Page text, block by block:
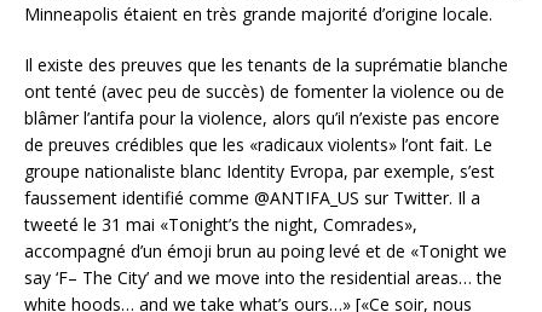
Minneapolis étaient en très grande majorité d’origine locale.
Il existe des preuves que les tenants de la suprématie blanche
ont tenté (avec peu de succès) de fomenter la violence ou de
blâmer l’antifa pour la violence, alors qu’il n’existe pas encore
de preuves crédibles que les «radicaux violents» l’ont fait. Le
groupe nationaliste blanc Identity Evropa, par exemple, s’est
faussement identifié comme @ANTIFA_US sur Twitter. Il a
tweeté le 31 mai «Tonight’s the night, Comrades»,
accompagné d’un émoji brun au poing levé et de «Tonight we
say ‘F– The City’ and we move into the residential areas… the
white hoods… and we take what’s ours…» [«Ce soir, nous